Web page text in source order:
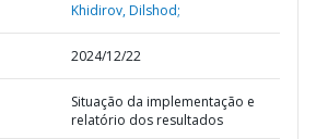
Khidirov, Dilshod;
2024/12/22
Situação da implementação e
relatório dos resultados